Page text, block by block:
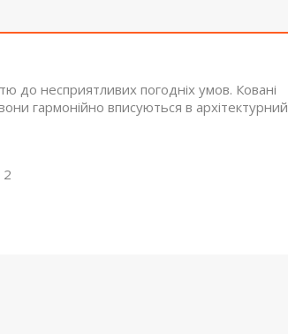
до несприятливих погодніх умов. Ковані
гармонійно вписуються в архітектурний
2